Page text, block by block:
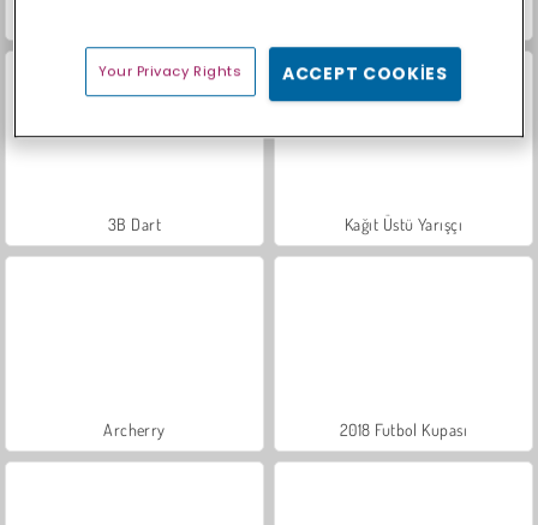
3B Dart Kağıt Üstü Yarışçı
Archerry 2018 Futbol Kupası
Your Privacy Rights ACCEPT COOKIES